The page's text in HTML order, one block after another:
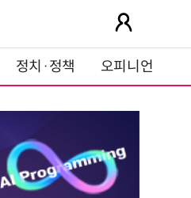
정치·정책 오피니언